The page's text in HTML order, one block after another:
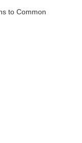
to Common